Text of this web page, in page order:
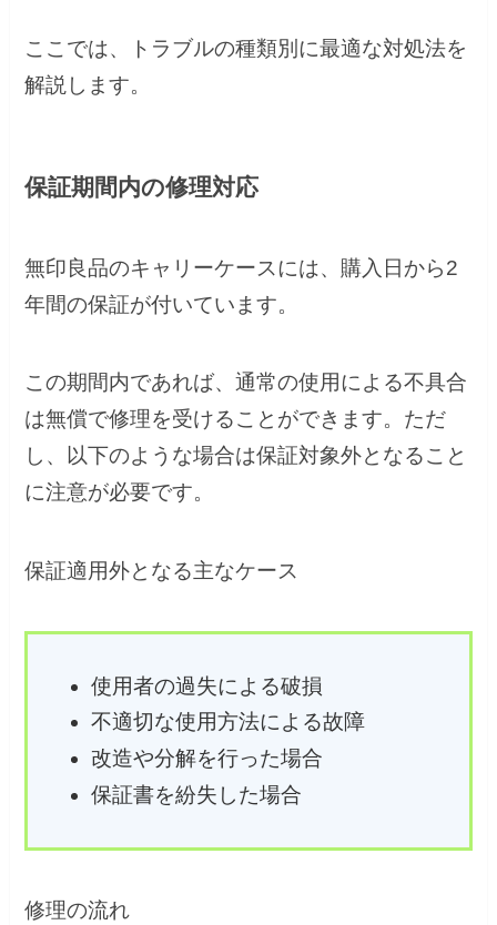
ここでは、トラブルの種類別に最適な対処法を
解説します。
保証期間内の修理対応
無印良品のキャリーケースには、購入日から2
年間の保証が付いています。
この期間内であれば、通常の使用による不具合
は無償で修理を受けることができます。ただ
し、以下のような場合は保証対象外となること
に注意が必要です。
保証適用外となる主なケース
使用者の過失による破損
不適切な使用方法による故障
改造や分解を行った場合
保証書を紛失した場合
修理の流れ